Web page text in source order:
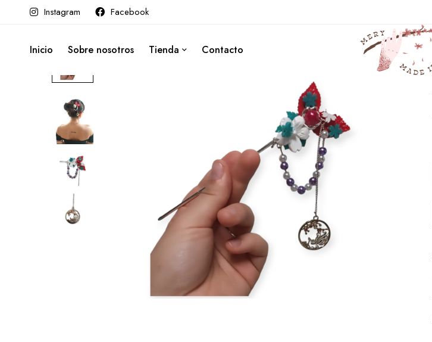
Instagram Facebook
Inicio Sobre nosotros Tienda Contacto